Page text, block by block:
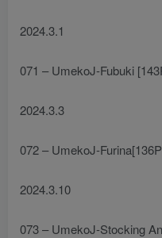
2024.3.1
071 – UmekoJ-Fubuki
2024.3.3
072 – UmekoJ-
2024.3.10
073 – UmekoJ-Stocking